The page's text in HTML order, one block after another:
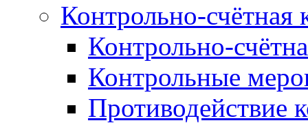
Контрольно-счётная
Контрольно-
Контрольные
Противодействие